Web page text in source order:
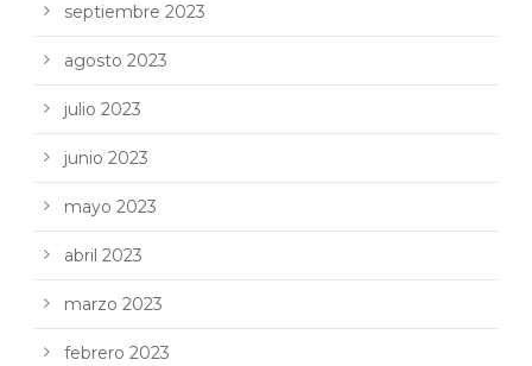
septiembre 2023
agosto 2023
julio 2023
junio 2023
mayo 2023
abril 2023
marzo 2023
febrero 2023